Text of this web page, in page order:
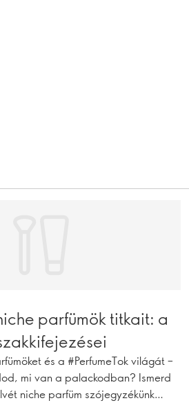
parfümök titkait: a
és a #PerfumeTok világát –
mi van a palackodban? Ismerd
niche parfüm szójegyzékünk